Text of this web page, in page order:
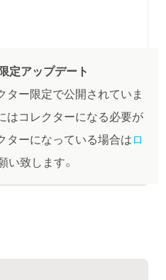
定アップデート
ター限定で公開されていま
はコレクターになる必要が
ターになっている場合はロ
い致します。